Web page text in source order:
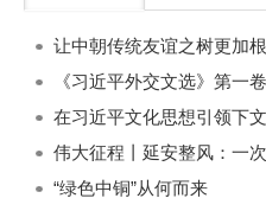
《习近平外交文选》第一
“绿色中铜”从何而来